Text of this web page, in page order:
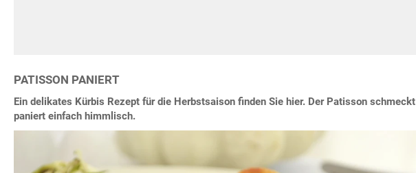
PATISSON PANIERT
Ein delikates Kürbis Rezept für die Herbstsaison finden Sie hier. Der Patisson schmeckt
paniert einfach himmlisch.